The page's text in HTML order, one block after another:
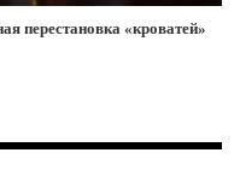
перестановка «кроватей»